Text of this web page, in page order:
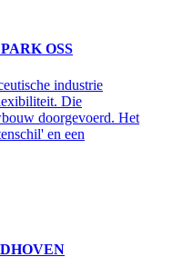
OSS
industrie
Die
doorgevoerd. Het
en een